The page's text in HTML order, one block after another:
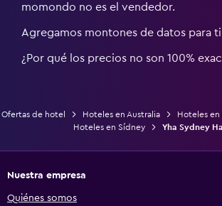
momondo no es el vendedor.
Agregamos montones de datos para ti
¿Por qué los precios no son 100%
Ofertas de hotel Hoteles en Australia
Hoteles en
Hoteles en Sídney
Yha Sydney
Nuestra empresa
Quiénes somos